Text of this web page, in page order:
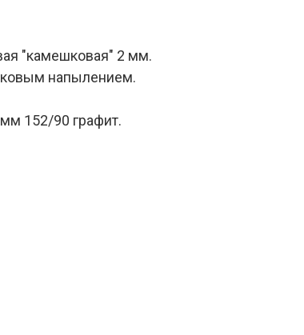
"камешковая" 2 мм.
напылением.
мм 152/90 графит.